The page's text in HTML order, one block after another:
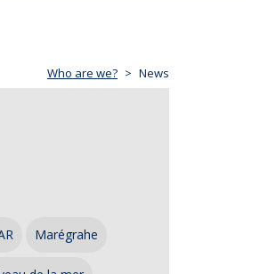
Who are we? News
Marégrahe